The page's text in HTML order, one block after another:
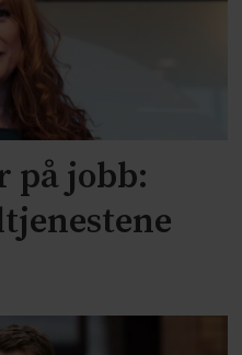
på jobb: